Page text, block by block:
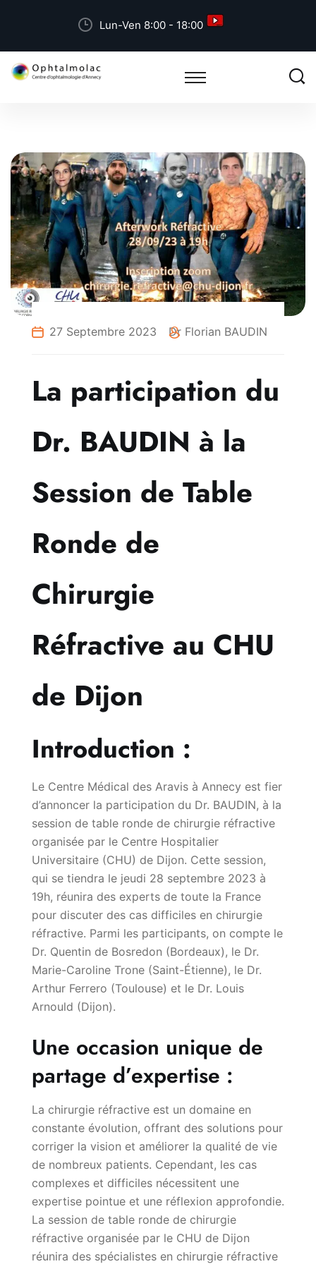
Lun-Ven 8:00 - 18:00
27 Septembre 2023 Dr Florian BAUDIN
La participation du
Dr. BAUDIN à la
Session de Table
Ronde de
Chirurgie
Réfractive au CHU
de Dijon
Introduction :
Le Centre Médical des Aravis à Annecy est fier
d’annoncer la participation du Dr. BAUDIN, à la
session de table ronde de chirurgie réfractive
organisée par le Centre Hospitalier
Universitaire (CHU) de Dijon. Cette session,
qui se tiendra le jeudi 28 septembre 2023 à
19h, réunira des experts de toute la France
pour discuter des cas difficiles en chirurgie
réfractive. Parmi les participants, on compte le
Dr. Quentin de Bosredon (Bordeaux), le Dr.
Marie-Caroline Trone (Saint-Étienne), le Dr.
Arthur Ferrero (Toulouse) et le Dr. Louis
Arnould (Dijon).
Une occasion unique de
partage d’expertise :
La chirurgie réfractive est un domaine en
constante évolution, offrant des solutions pour
corriger la vision et améliorer la qualité de vie
de nombreux patients. Cependant, les cas
complexes et difficiles nécessitent une
expertise pointue et une réflexion approfondie.
La session de table ronde de chirurgie
réfractive organisée par le CHU de Dijon
réunira des spécialistes en chirurgie réfractive